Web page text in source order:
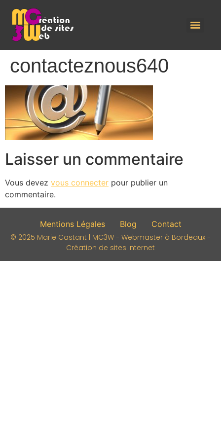
contacteznous640
Laisser un commentaire
Vous devez vous connecter pour publier un
commentaire.
Mentions Légales Blog
Contact
© 2025 Marie Castant | MC3W - Webmaster à Bordeaux -
Création de sites internet